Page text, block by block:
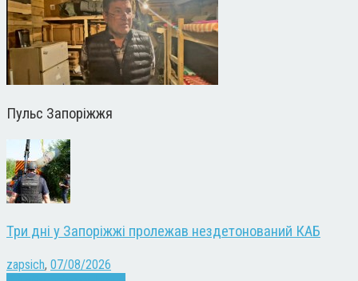
Пульс Запоріжжя
Три дні у Запоріжжі пролежав нездетонований КАБ
zapsich, 07/08/2026